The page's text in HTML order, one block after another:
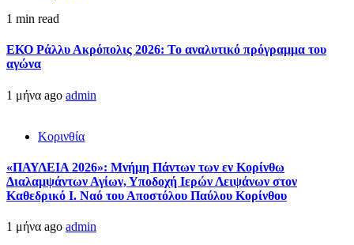
1 min read
ΕΚΟ Ράλλυ Ακρόπολις 2026: Το αναλυτικό πρόγραμμα του
αγώνα
1 μήνα ago admin
Κορινθία
«ΠΑΥΛΕΙΑ 2026»: Μνήμη Πάντων των εν Κορίνθω
Διαλαμψάντων Αγίων, Υποδοχή Ιερών Λειψάνων στον
Καθεδρικό Ι. Ναό του Αποστόλου Παύλου Κορίνθου
1 μήνα ago admin